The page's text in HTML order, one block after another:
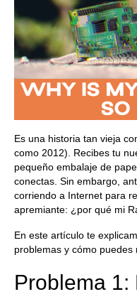
Es una historia tan vieja
como 2012). Recibes tu
pequeño embalaje de
conectas. Sin embargo,
corriendo a Internet para
apremiante: ¿por qué mi
En este artículo te
problemas y cómo puedes
Problema 1: